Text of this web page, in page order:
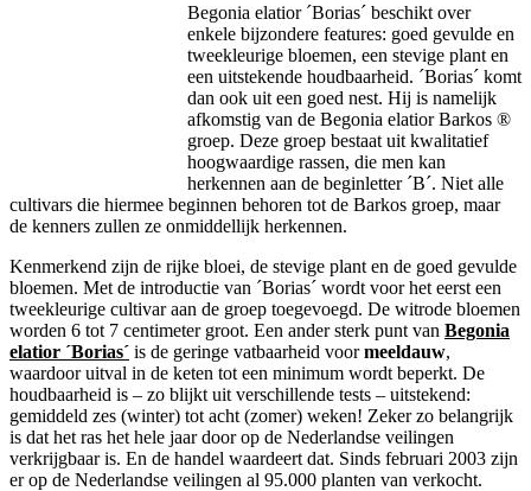
Begonia elatior ´Borias´ beschikt over
enkele bijzondere features: goed gevulde en
tweekleurige bloemen, een stevige plant en
een uitstekende houdbaarheid. ´Borias´ komt
dan ook uit een goed nest. Hij is namelijk
afkomstig van de Begonia elatior Barkos ®
groep. Deze groep bestaat uit kwalitatief
hoogwaardige rassen, die men kan
herkennen aan de beginletter ´B´. Niet alle
cultivars die hiermee beginnen behoren tot de Barkos groep, maar
de kenners zullen ze onmiddellijk herkennen.
Kenmerkend zijn de rijke bloei, de stevige plant en de goed gevulde
bloemen. Met de introductie van ´Borias´ wordt voor het eerst een
tweekleurige cultivar aan de groep toegevoegd. De witrode bloemen
worden 6 tot 7 centimeter groot. Een ander sterk punt van Begonia
elatior ´Borias´ is de geringe vatbaarheid voormeeldauw,
waardoor uitval in de keten tot een minimum wordt beperkt. De
houdbaarheid is – zo blijkt uit verschillende tests – uitstekend:
gemiddeld zes (winter) tot acht (zomer) weken! Zeker zo belangrijk
is dat het ras het hele jaar door op de Nederlandse veilingen
verkrijgbaar is. En de handel waardeert dat. Sinds februari 2003 zijn
er op de Nederlandse veilingen al 95.000 planten van verkocht.